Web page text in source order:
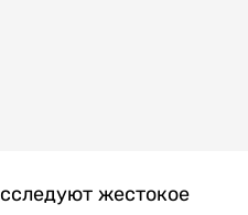
жестокое